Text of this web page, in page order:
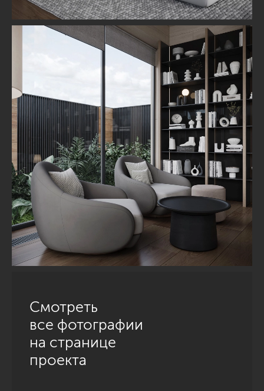
Смотреть
все фотографии
на странице
проекта